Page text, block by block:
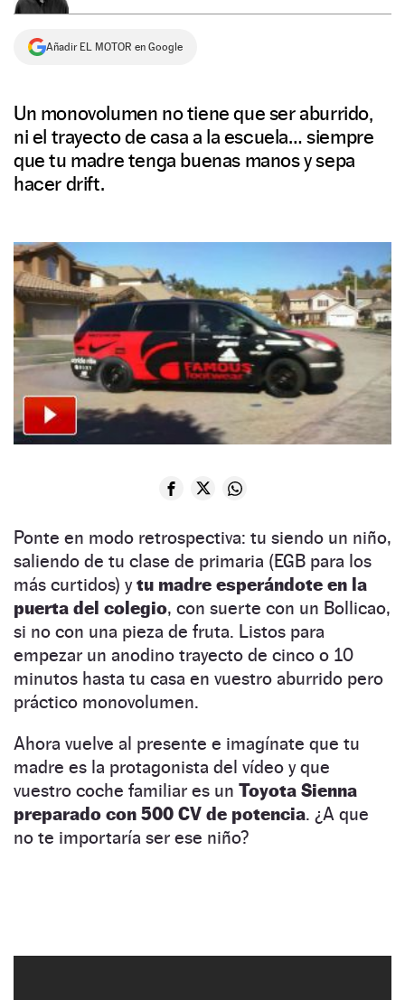
Añadir EL MOTOR en Google
Un monovolumen no tiene que ser aburrido,
ni el trayecto de casa a la escuela… siempre
que tu madre tenga buenas manos y sepa
hacer drift.
Ponte en modo retrospectiva: tu siendo un niño,
saliendo de tu clase de primaria (EGB para los
más curtidos) ytu madre esperándote en la
puerta del colegio, con suerte con un Bollicao,
si no con una pieza de fruta. Listos para
empezar un anodino trayecto de cinco o 10
minutos hasta tu casa en vuestro aburrido pero
práctico monovolumen.
Ahora vuelve al presente e imagínate que tu
madre es la protagonista del vídeo y que
vuestro coche familiar es un Toyota Sienna
preparado con 500 CV de potencia. ¿A que
no te importaría ser ese niño?